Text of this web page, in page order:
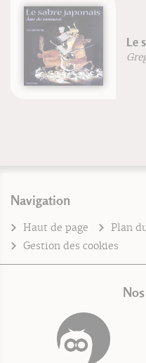
Le
Navigation
Haut de page Plan
Gestion des cookies